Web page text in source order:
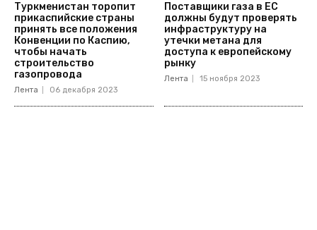
Туркменистан торопит
прикаспийские страны
принять все положения
Конвенции по Каспию,
чтобы начать
строительство
газопровода
Лента 06 декабря 2023
Поставщики газа в ЕС
должны будут проверять
инфраструктуру на
утечки метана для
доступа к европейскому
рынку
Лента 15 ноября 2023